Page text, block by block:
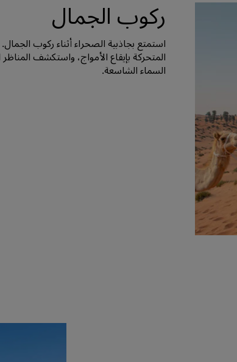
ركوب الجمال
استمتع بجاذبية الصحراء أثناء ركوب
المتحركة بإيقاع الأمواج، واستكشف
السماء الشاسعة.